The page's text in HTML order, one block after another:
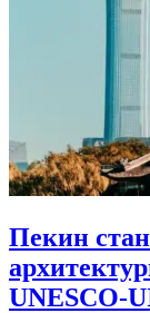
Пекин
UNESCO-